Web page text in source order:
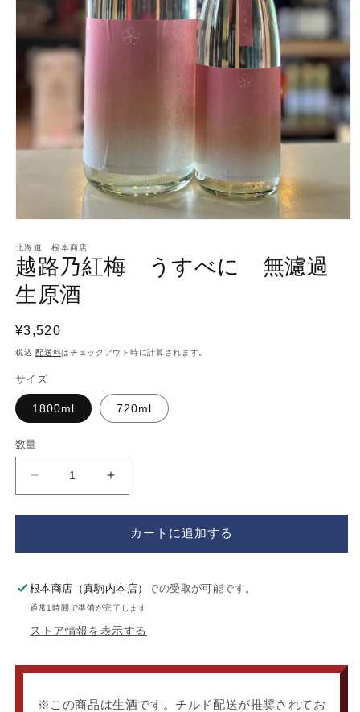
ダ
ル
で
メ
ィ
(1)
開
く
北海道 根本商店
越路乃紅梅 うすべに 無濾過
生原酒
通
常
格
¥3,520
税込配送料はチェックアウト時に計算されます。
サイズ
1800ml 720ml
数量
う
す
に
濾
過
越
う
に
濾
過
カートに追加する
根本商店（真駒内本店）での受取が可能です。
通常1時間で準備が完了します
ストア情報を表示する
※この商品は生酒です。チルド配送が推奨されてお